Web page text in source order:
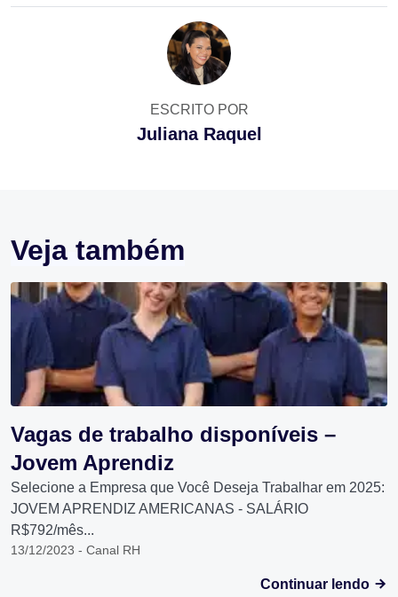
ESCRITO POR
Juliana Raquel
Veja também
Vagas de trabalho disponíveis –
Jovem Aprendiz
Selecione a Empresa que Você Deseja Trabalhar em 2025:
JOVEM APRENDIZ AMERICANAS - SALÁRIO
R$792/mês...
13/12/2023 - Canal RH
Continuar lendo